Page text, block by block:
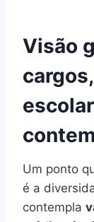
Visão
Um ponto
é a
contempla